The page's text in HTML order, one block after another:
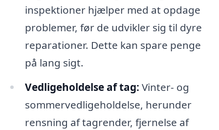
inspektioner hjælper med at opdage
problemer, før de udvikler sig til dyre
reparationer. Dette kan spare penge
på lang sigt.
Vedligeholdelse af tag: Vinter- og
sommervedligeholdelse, herunder
rensning af tagrender, fjernelse af